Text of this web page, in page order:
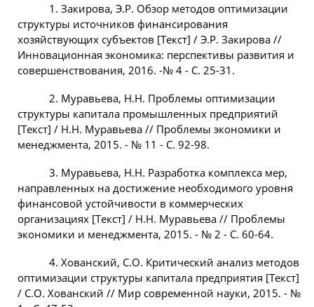
1. Закирова, Э.Р. Обзор методов оптимизации
структуры источников финансирования
хозяйствующих субъектов [Текст] / Э.Р. Закирова //
Инновационная экономика: перспективы развития и
совершенствования, 2016. -№ 4 - С. 25-31.
2. Муравьева, Н.Н. Проблемы оптимизации
структуры капитала промышленных предприятий
[Текст] / Н.Н. Муравьева // Проблемы экономики и
менеджмента, 2015. - № 11 - С. 92-98.
3. Муравьева, Н.Н. Разработка комплекса мер,
направленных на достижение необходимого уровня
финансовой устойчивости в коммерческих
организациях [Текст] / Н.Н. Муравьева // Проблемы
экономики и менеджмента, 2015. - № 2 - С. 60-64.
4. Хованский, С.О. Критический анализ методов
оптимизации структуры капитала предприятия [Текст]
/ С.О. Хованский // Мир современной науки, 2015. - №